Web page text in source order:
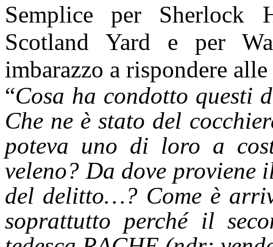
Semplice per Sherlock
Scotland Yard e per
imbarazzo a rispondere
“Cosa ha condotto questi
Che ne è stato del
poteva uno di loro a
veleno? Da dove proviene
del delitto…? Come è
soprattutto perché il